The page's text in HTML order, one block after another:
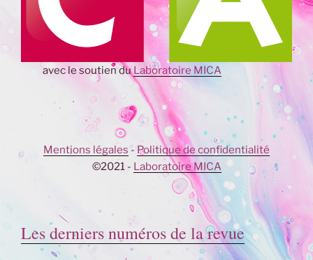
avec le soutien duLaboratoire MICA
Mentions légales - Politique de confidentialité
©2021 - Laboratoire MICA
Les derniers numéros de la revue